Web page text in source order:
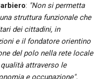
: "Non si permetta
struttura funzionale che
dei cittadini, in
e il fondatore orientino
del polo nella rete locale
attraverso le
e occupazione".